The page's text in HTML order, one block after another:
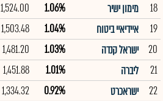
18
מימון ישיר 1.06%
1,524.00
19
איידיאיי ביטוח 1.04%
1,503.48
20
ישראל קנדה 1.03%
1,481.20
21
ליברה 1.01%
1,451.88
22
ישראכרט 0.92%
1,334.32